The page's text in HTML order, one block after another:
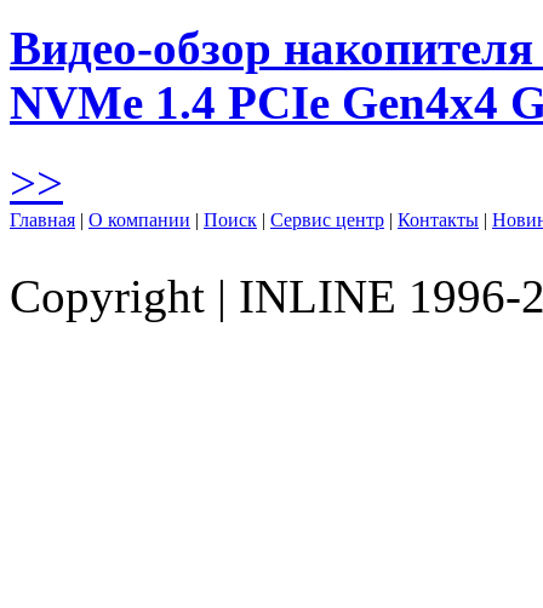
Видео-обзор
NVMe 1.4 PCIe Gen4х4
>>
Главная | О компании | Поиск | Сервис центр | Контакты |
Copyright | INLINE 1996-